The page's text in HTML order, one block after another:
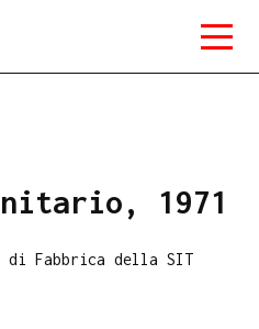
1971
Fabbrica della SIT